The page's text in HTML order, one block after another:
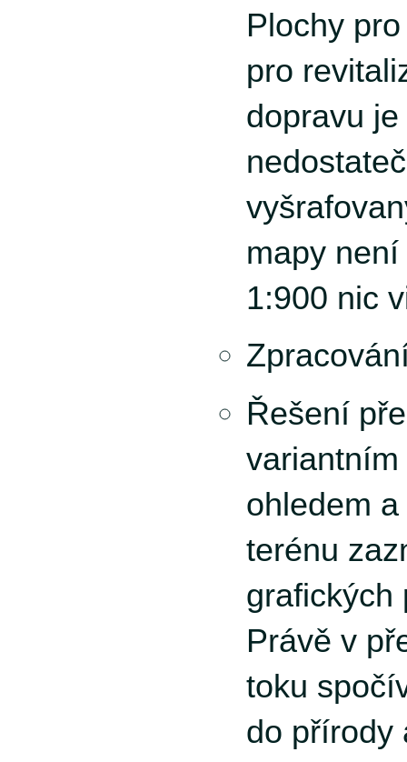
Plochy
pro
dopravu
mapy
1:900 nic
Řešení
ohledem
terénu
grafických
Právě v
toku
do přírody